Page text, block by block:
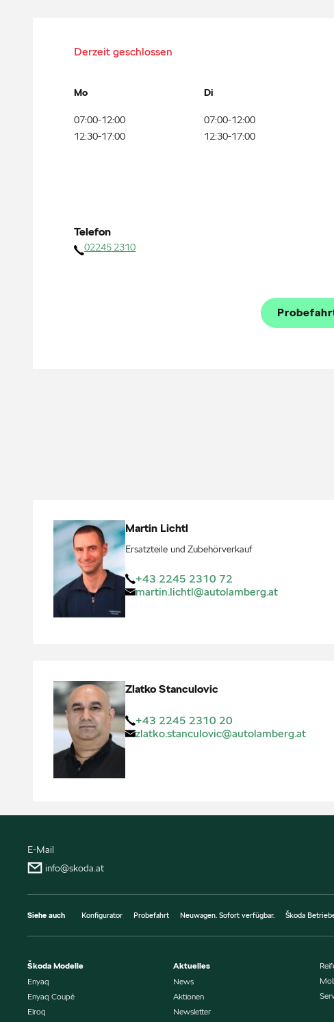
Derzeit geschlossen
Mo
07:00-12:00
12:30-17:00
Di
07:00-12:00
12:30-17:00
Telefon
02245 2310
Martin Lichtl
Ersatzteile und Zubehörverkauf
+43 2245 2310 72
martin.lichtl@autolamberg.at
Zlatko Stanculovic
+43 2245 2310 20
zlatko.stanculovic@autolamberg.at
E-Mail
info@skoda.at
Siehe auch Konfigurator Probefahrt Neuwagen. Sofort verfügbar. Škoda
Škoda Modelle
Enyaq
Enyaq Coupé
Elroq
Aktuelles
News
Aktionen
Newsletter